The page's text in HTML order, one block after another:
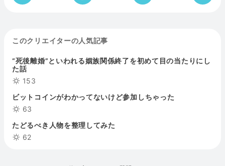
このクリエイターの人気記事
“死後離婚”といわれる姻族関係終了を初めて目の当たりにし
た話
153
ビットコインがわかってないけど参加しちゃった
63
たどるべき人物を整理してみた
62